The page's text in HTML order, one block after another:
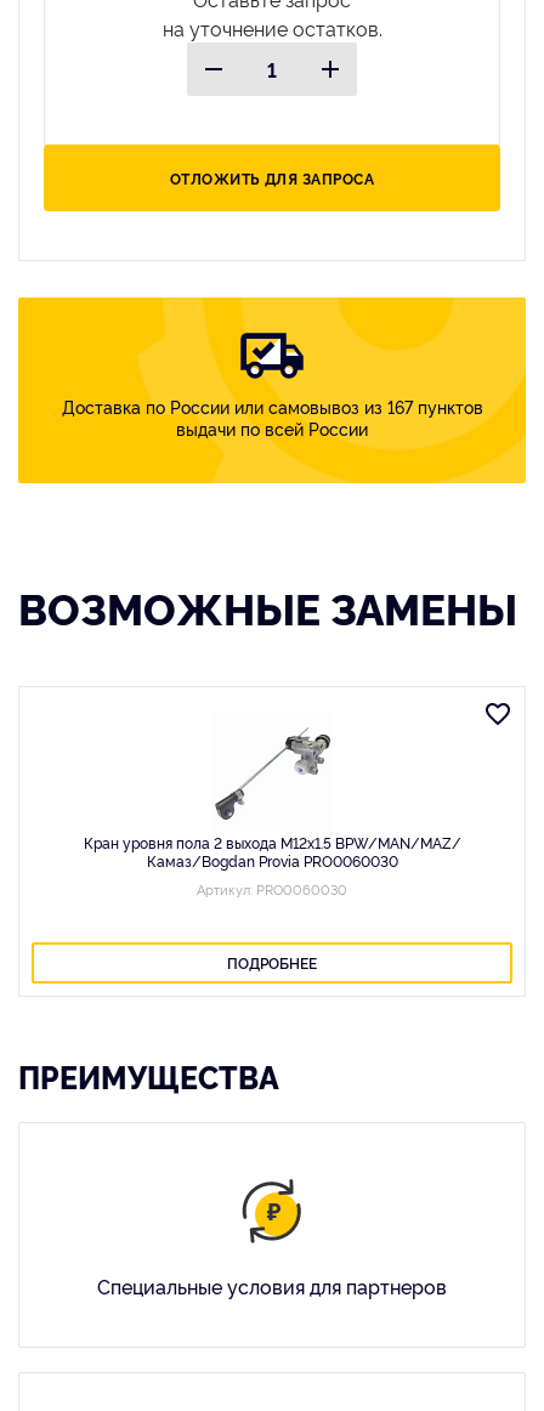
на уточнение остатков.
ОТЛОЖИТЬ ДЛЯ ЗАПРОСА
Доставка по России или самовывоз из 167 пунктов
выдачи по всей России
ВОЗМОЖНЫЕ ЗАМЕНЫ
Кран уровня пола 2 выхода M12x1.5 BPW/MAN/MAZ/
Камаз/Bogdan Provia PRO0060030
Артикул: PRO0060030
ПОДРОБНЕЕ
ПРЕИМУЩЕСТВА
Специальные условия для партнеров